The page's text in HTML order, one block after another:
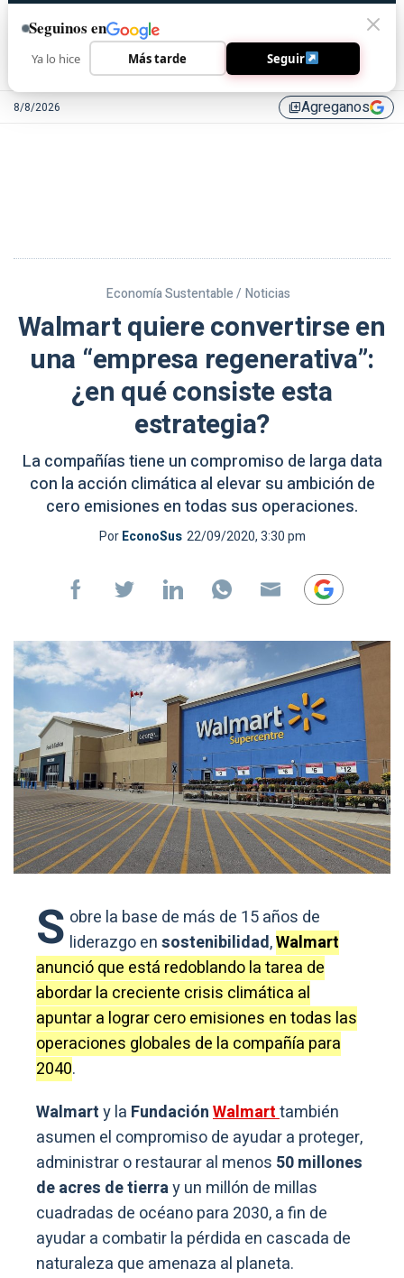
8/8/2026 library_addAgreganos
Economía Sustentable / Noticias
Walmart quiere convertirse en
una “empresa regenerativa”:
¿en qué consiste esta
estrategia?
La compañías tiene un compromiso de larga data
con la acción climática al elevar su ambición de
cero emisiones en todas sus operaciones.
PorEconoSus 22/09/2020, 3:30 pm
S obre la base de más de 15 años de
liderazgo ensostenibilidad,Walmart
anunció que está redoblando la tarea de
abordar la creciente crisis climática al
apuntar a lograr cero emisiones en todas las
operaciones globales de la compañía para
2040.
Walmarty la FundaciónWalmarttambién
asumen el compromiso de ayudar a proteger,
administrar o restaurar al menos 50 millones
de acres de tierray un millón de millas
cuadradas de océano para 2030, a fin de
ayudar a combatir la pérdida en cascada de
naturaleza que amenaza al planeta.
Seguinos en
Ya lo hice Más tarde Seguir